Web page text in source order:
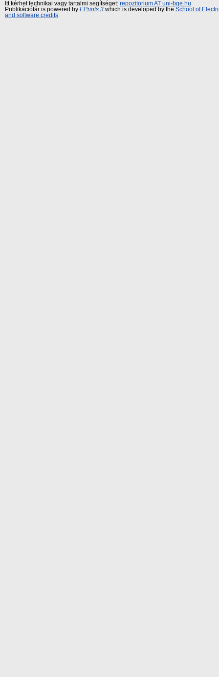
Itt kérhet technikai vagy tartalmi segítséget: repozitorium AT uni-bge.hu
Publikációtár is powered by EPrints 3 which is developed by the School of
and software credits.